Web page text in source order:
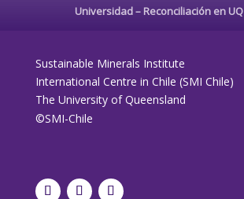
Universidad – Reconciliación en UQ
Sustainable Minerals Institute
International Centre in Chile (SMI Chile)
The University of Queensland
©SMI-Chile